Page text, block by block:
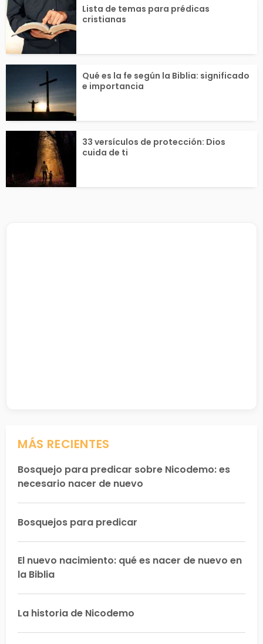
Lista de temas para prédicas
cristianas
Qué es la fe según la Biblia: significado
e importancia
33 versículos de protección: Dios
cuida de ti
MÁS RECIENTES
Bosquejo para predicar sobre Nicodemo: es
necesario nacer de nuevo
Bosquejos para predicar
El nuevo nacimiento: qué es nacer de nuevo en
la Biblia
La historia de Nicodemo